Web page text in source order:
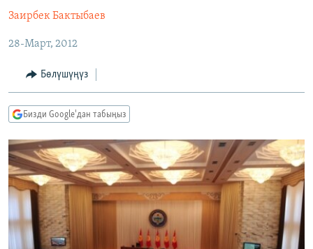
ЭКОНОМИКА
МАДАНИЯТ
БОРБОР АЗИЯ
АТАЙЫН ИЛИКТӨӨ
ТВ ПРОГРАММАЛАР
БҮГҮН АЗАТТЫКТА
БИЗ ЖАНА ДҮЙНӨ
ДАНИСТЕ
ЭЖЕ-СИҢДИЛЕР
АЗАТТЫК+
ЫҢГАЙСЫЗ СУРООЛОР
ПОДКАСТ
ӨЗГӨЧӨ ПИКИР
ОНЛАЙН ШЕРИНЕ
Заирбек Бактыбаев
28-Март, 2012
Бөлүшүңүз
Бизди Google'дан табыңыз